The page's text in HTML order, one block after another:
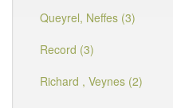
Queyrel, Neffes (3)
Record (3)
Richard , Veynes (2)